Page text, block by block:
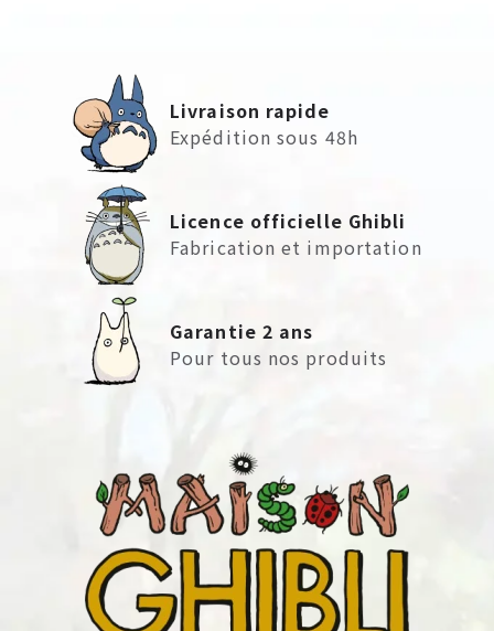
Livraison rapide
Expédition sous 48h
Licence officielle Ghibli
Fabrication et importation
Garantie 2 ans
Pour tous nos produits